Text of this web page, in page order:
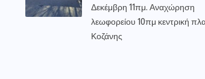
Δεκέμβρη 11πμ. Αναχώρηση
λεωφορείου 10πμ κεντρική
Κοζάνης